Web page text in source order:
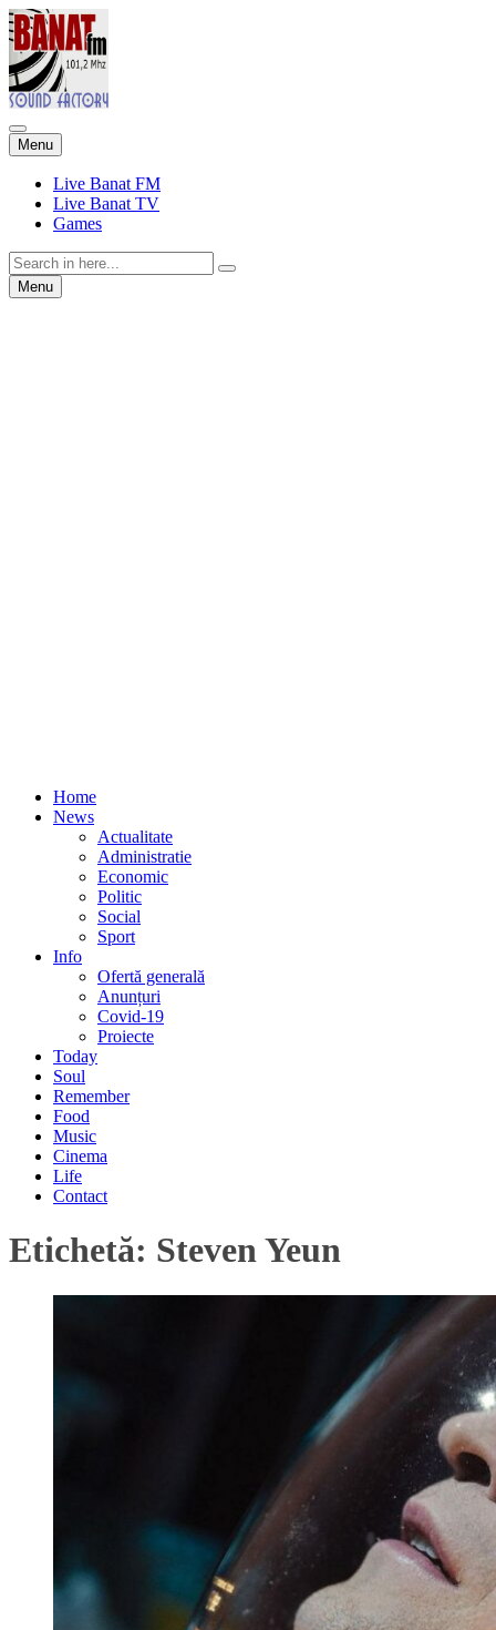
Menu Skip
to
content
Live Banat FM
Live Banat TV
Games
Search
for:Menu Skip
to
Home
News
Actualitate
Administratie
Economic
Politic
Social
Sport
Info
Ofertă generală
Anunțuri
Covid-19
Proiecte
Today
Soul
Remember
Food
Music
Cinema
Life
Contact
Etichetă: Steven Yeun